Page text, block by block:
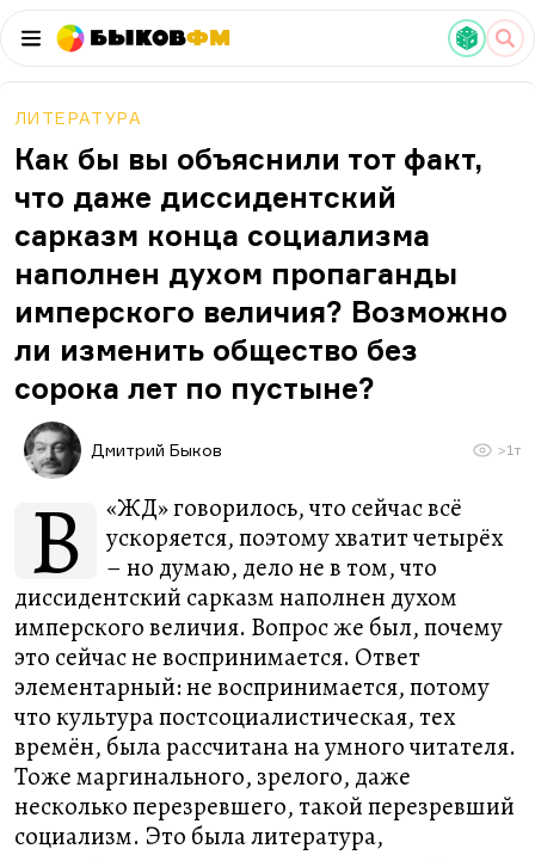
БыковФМ
ЛИТЕРАТУРА
Как бы вы объяснили тот факт,
что даже диссидентский
сарказм конца социализма
наполнен духом пропаганды
имперского величия? Возможно
ли изменить общество без
сорока лет по пустыне?
Дмитрий Быков >1т
В
«ЖД» говорилось, что сейчас всё
ускоряется, поэтому хватит четырёх
– но думаю, дело не в том, что
диссидентский сарказм наполнен духом
имперского величия. Вопрос же был, почему
это сейчас не воспринимается. Ответ
элементарный: не воспринимается, потому
что культура постсоциалистическая, тех
времён, была рассчитана на умного читателя.
Тоже маргинального, зрелого, даже
несколько перезревшего, такой перезревший
социализм. Это была литература,